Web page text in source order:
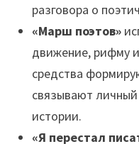
разговора о
«Марш поэтов»
движение, рифму
средства
связывают личный
истории.
«Я перестал